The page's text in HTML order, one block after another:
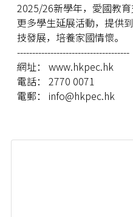
2025/26新學年，愛國教
更多學生延展活動，提供
技發展，培養家國情懷。
-------------------------------------
網址： www.hkpec.hk
電話： 2770 0071
電郵： info@hkpec.hk